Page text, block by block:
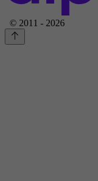
© 2011 - 2026